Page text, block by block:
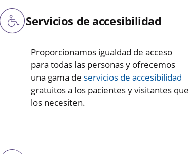
Servicios de accesibilidad
Proporcionamos igualdad de acceso
para todas las personas y ofrecemos
una gama de servicios de accesibilidad
gratuitos a los pacientes y visitantes que
los necesiten.